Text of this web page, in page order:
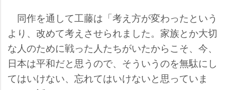
同作を通して工藤は「考え方が変わったという
より、改めて考えさせられました。家族とか大切
な人のために戦った人たちがいたからこそ、今、
日本は平和だと思うので、そういうのを無駄にし
てはいけない、忘れてはいけないと思っていま